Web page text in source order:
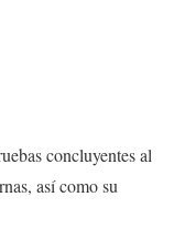
concluyentes al
así como su